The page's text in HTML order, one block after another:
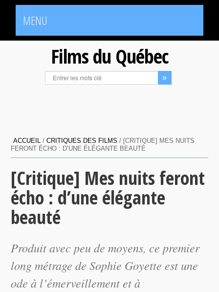
MENU
Films du Québec
ACCUEIL /CRITIQUES DES FILMS / [CRITIQUE] MES NUITS
FERONT ÉCHO : D’UNE ÉLÉGANTE BEAUTÉ
[Critique] Mes nuits feront
écho : d’une élégante
beauté
Produit avec peu de moyens, ce premier
long métrage de Sophie Goyette est une
ode à l’émerveillement et à